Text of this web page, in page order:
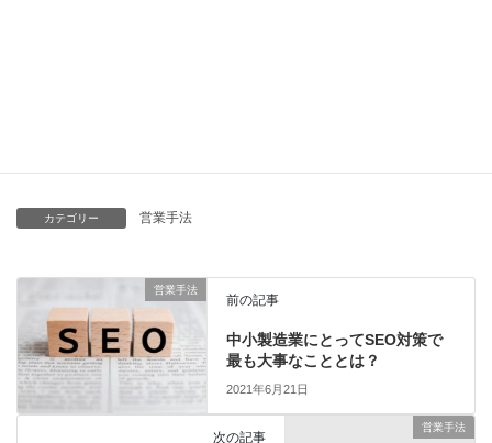
カテゴリー 営業手法
営業手法
前の記事
中小製造業にとってSEO対策で
最も大事なこととは？
2021年6月21日
営業手法
次の記事